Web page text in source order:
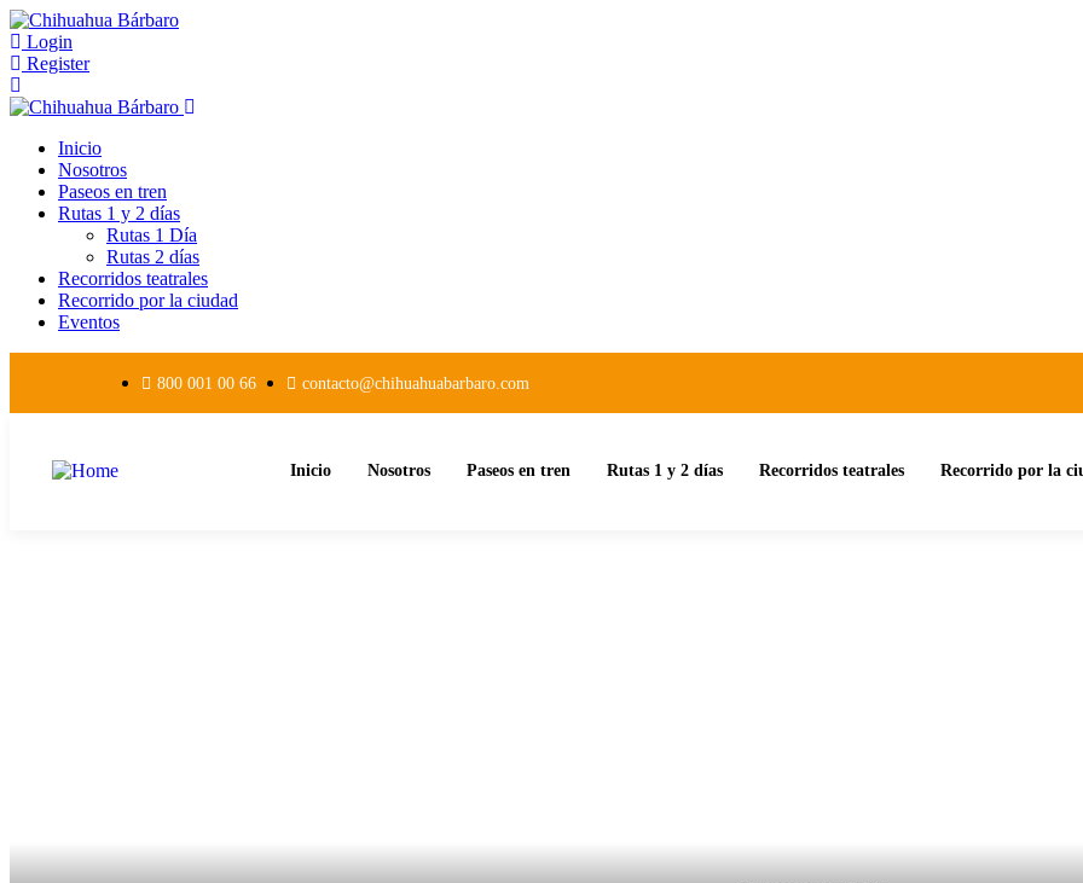
Login
Register
Inicio
Nosotros
Paseos en tren
Rutas 1 y 2 días
Rutas 1 Día
Rutas 2 días
Recorridos teatrales
Recorrido por la ciudad
Eventos
800 001 00 66 contacto@chihuahuabarbaro.com
Inicio Nosotros Paseos en tren Rutas 1 y 2 días Recorridos teatrales Recorrido por la